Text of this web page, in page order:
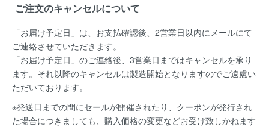
ご注文のキャンセルについて
「お届け予定日」は、お支払確認後、 2営業日以内にメールにて
ご連絡させていただきます。
「お届け予定日」のご連絡後、 3営業日まではキャンセルを承り
ます。 それ以降のキャンセルは製造開始となりますのでご遠慮い
ただいております。
※発送日までの間にセールが開催されたり、クーポンが発行され
た場合につきましても、購入価格の変更などお受け致しかねます